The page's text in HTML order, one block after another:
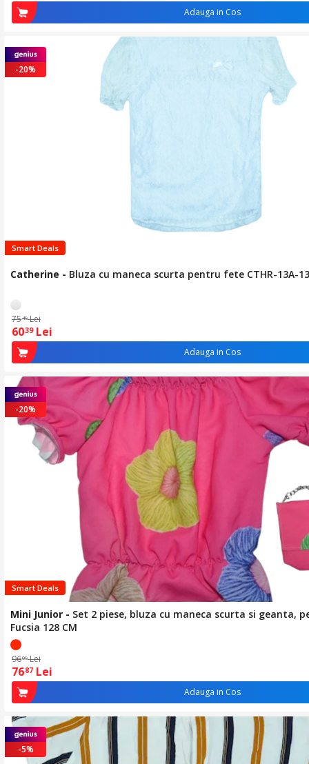
Adauga in Cos
-20%
Smart Deals
Catherine - Bluza cu maneca scurta pentru fete CTHR-13A-
7549 Lei
6039 Lei
Adauga in Cos
-20%
Smart Deals
Mini Junior - Set 2 piese, bluza cu maneca scurta si geanta,
Fucsia 128 CM
9609 Lei
7687 Lei
Adauga in Cos
-5%